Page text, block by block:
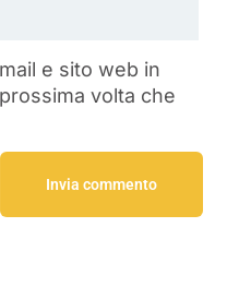
e sito web in
volta che